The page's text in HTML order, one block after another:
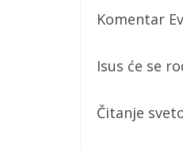
Komentar
Isus će se
Čitanje